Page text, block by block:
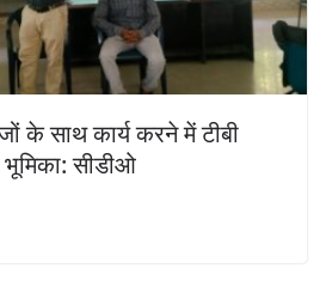
के साथ कार्य करने में टीबी
भूमिका: सीडीओ